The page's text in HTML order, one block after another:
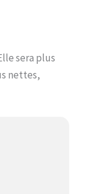
sera plus
nettes,